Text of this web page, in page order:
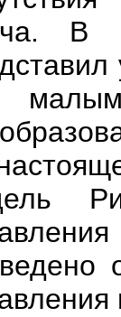
В